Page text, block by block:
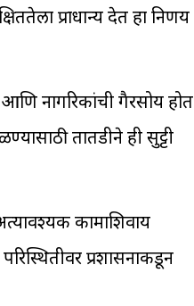
प्राधान्य देत हा निर्णय
नागरिकांची गैरसोय होत
तातडीने ही सुट्टी
कामाशिवाय
प्रशासनाकडून